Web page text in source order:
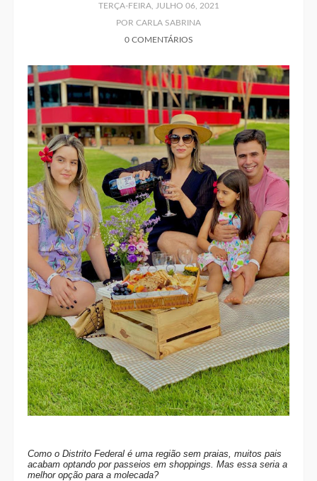
TERÇA-FEIRA, JULHO 06, 2021
POR CARLA SABRINA
0 COMENTÁRIOS
Como o Distrito Federal é uma região sem praias, muitos pais
acabam optando por passeios em shoppings. Mas essa seria a
melhor opção para a molecada?